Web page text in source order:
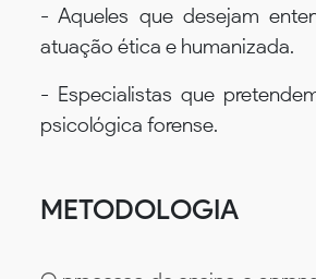
- Aqueles que desejam
atuação ética e humanizada.
- Especialistas que
psicológica forense.
METODOLOGIA